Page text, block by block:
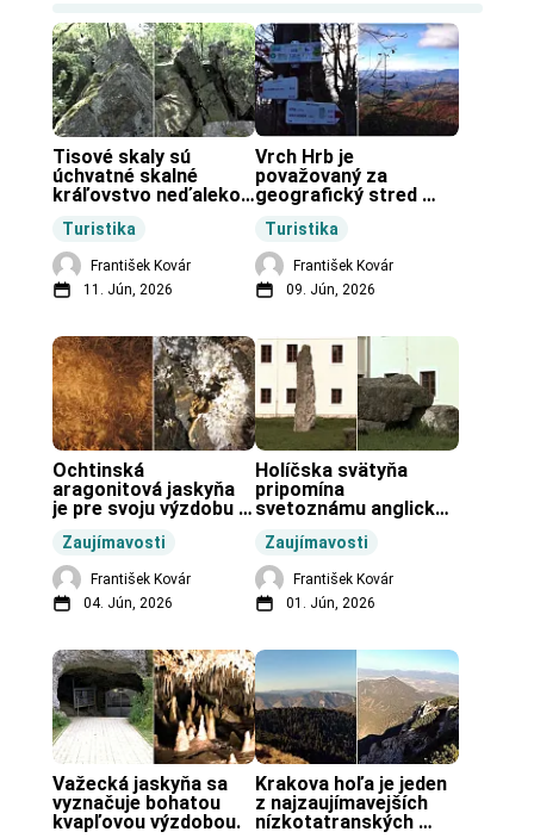
Turistika
Tisové skaly sú
úchvatné skalné
kráľovstvo neďaleko
František Kovár
11. Jún, 2026
Turistika
Vrch Hrb je
považovaný za
geografický stred
František Kovár
09. Jún, 2026
Zaujímavosti
Ochtinská
aragonitová jaskyňa
je pre svoju výzdobu
vo svete.
František Kovár
04. Jún, 2026
Zaujímavosti
Holíčska svätyňa
pripomína
svetoznámu anglickú
František Kovár
01. Jún, 2026
Važecká jaskyňa sa
vyznačuje bohatou
kvapľovou výzdobou.
Krakova hoľa je jeden
z najzaujímavejších
nízkotatranských